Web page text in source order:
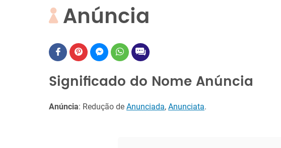
Anúncia
Significado do Nome Anúncia
Anúncia: Redução de Anunciada, Anunciata.